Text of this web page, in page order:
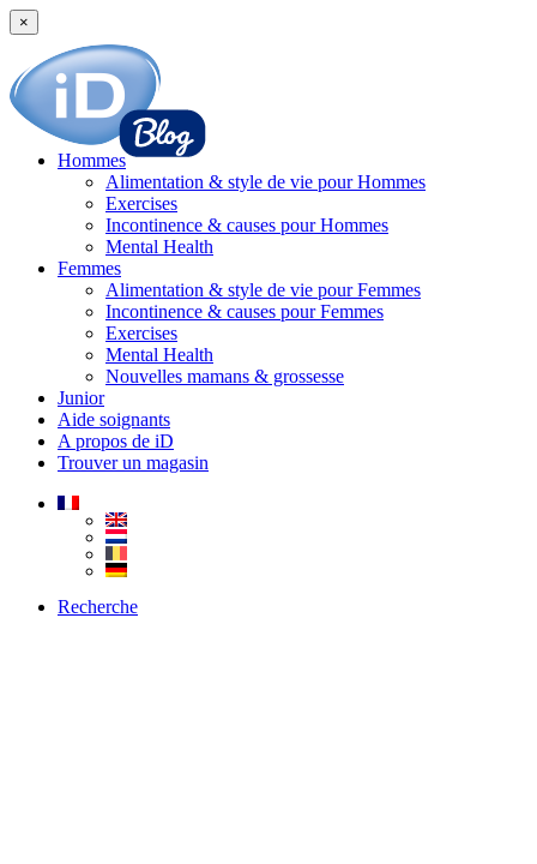
×
Hommes
Alimentation & style de vie pour Hommes
Exercises
Incontinence & causes pour Hommes
Mental Health
Femmes
Alimentation & style de vie pour Femmes
Incontinence & causes pour Femmes
Exercises
Mental Health
Nouvelles mamans & grossesse
Junior
Aide soignants
A propos de iD
Trouver un magasin
Recherche